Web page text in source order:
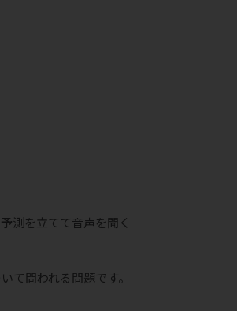
測を立てて音声を聞く
て問われる問題です。